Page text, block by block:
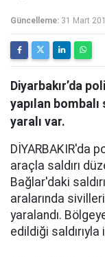
Güncelleme: 31 Mart
Diyarbakır’da
yapılan
yaralı var.
DİYARBAKIR'da
araçla saldırı
Bağlar'daki
aralarında
yaralandı.
edildiği